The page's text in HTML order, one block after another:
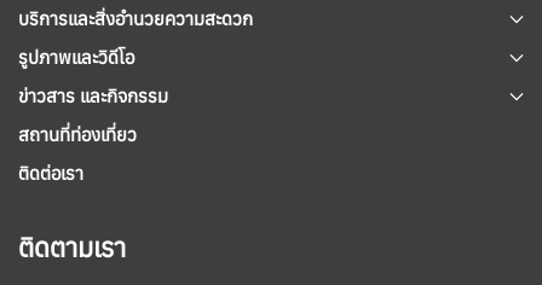
บริการและสิ่งอำนวยความสะดวก
รูปภาพและวิดีโอ
ข่าวสาร และกิจกรรม
สถานที่ท่องเที่ยว
ติดต่อเรา
ติดตามเรา